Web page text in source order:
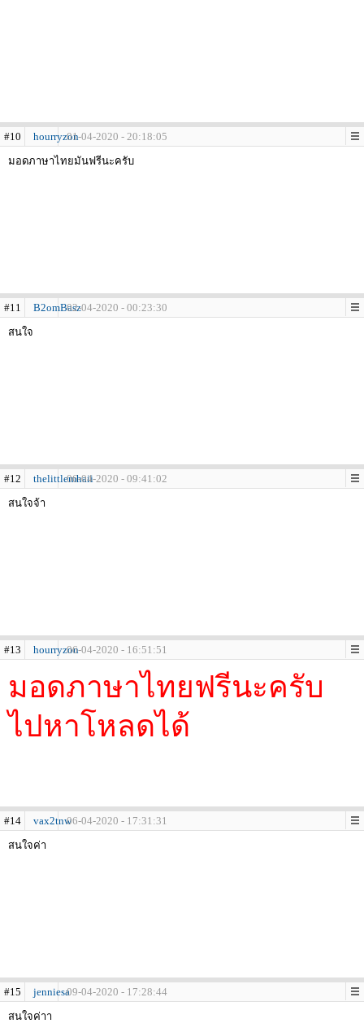
#10 hourryzon01-04-2020 - 20:18:05
มอดภาษาไทยมันฟรีนะครับ
#11 B2omBasz02-04-2020 - 00:23:30
สนใจ
#12 thelittlemhaii06-04-2020 - 09:41:02
สนใจจ้า
#13 hourryzon06-04-2020 - 16:51:51
มอดภาษาไทยฟรีนะครับ
ไปหาโหลดได้
#14 vax2tnw06-04-2020 - 17:31:31
สนใจค่า
#15 jenniesa09-04-2020 - 17:28:44
สนใจค่าา